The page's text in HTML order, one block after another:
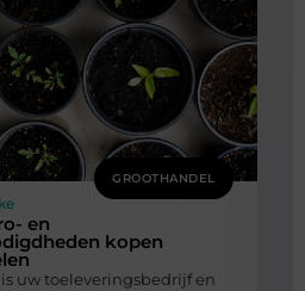
GROOTHANDEL
en
kopen
uw toeleveringsbedrijf en